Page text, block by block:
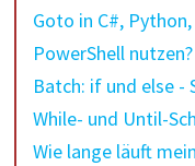
Goto in C#, Python,
PowerShell nutzen?
Batch: if und else -
While- und Until-
Wie lange läuft